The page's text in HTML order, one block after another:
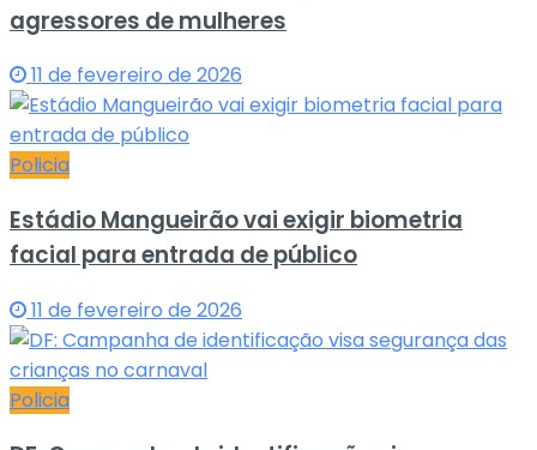
agressores de mulheres
11 de fevereiro de 2026
Policia
Estádio Mangueirão vai exigir biometria
facial para entrada de público
11 de fevereiro de 2026
Policia